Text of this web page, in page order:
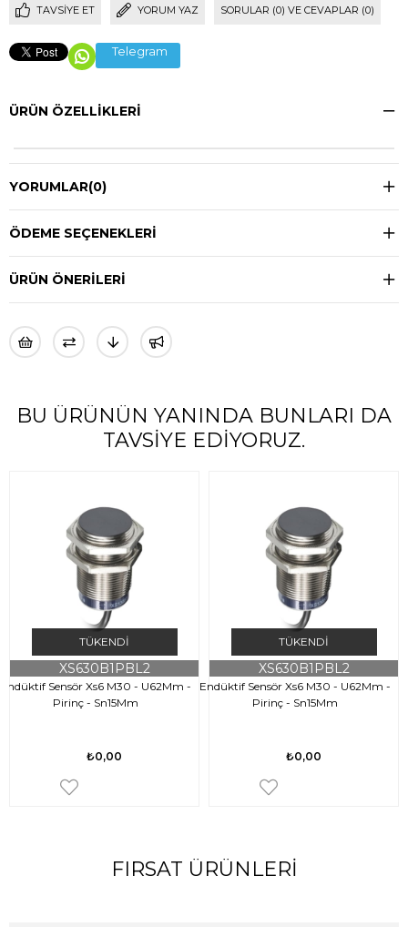
TAVSIYE ET YORUM YAZ SORULAR (0) VE CEVAPLAR (0)
Telegram
ÜRÜN ÖZELLIKLERI
YORUMLAR(0)
ÖDEME SEÇENEKLERI
ÜRÜN ÖNERILERI
BU ÜRÜNÜN YANINDA BUNLARI DA
TAVSIYE EDIYORUZ.
TÜKENDI
Endüktif Sensör Xs6 M30 - U62Mm -
Pirinç - Sn15Mm
XS630B1PBL2
₺0,00
TÜKENDI
Endüktif Sensör Xs6 M30 - U62Mm -
Pirinç - Sn15Mm
XS630B1PBL2
₺0,00
FIRSAT ÜRÜNLERI